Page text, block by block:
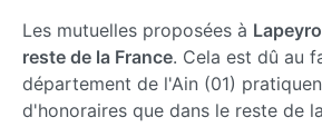
Les mutuelles proposées à
reste de la France. Cela est dû au
département de l'Ain (01)
d'honoraires que dans le reste de